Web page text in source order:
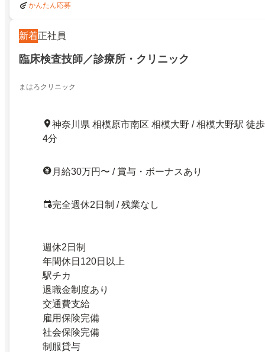
かんたん応募
新着正社員
臨床検査技師／診療所・クリニック
まはろクリニック
神奈川県 相模原市南区 相模大野 / 相模大野駅 徒歩
4分
月給30万円〜 / 賞与・ボーナスあり
完全週休2日制 / 残業なし
週休2日制
年間休日120日以上
駅チカ
退職金制度あり
交通費支給
雇用保険完備
社会保険完備
制服貸与